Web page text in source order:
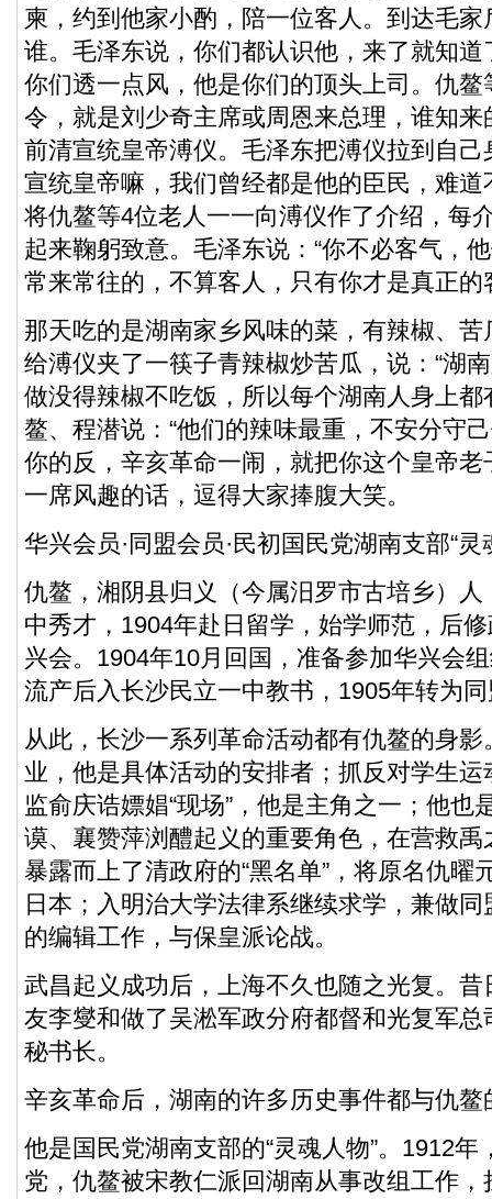
柬，约到他家小酌，陪一位客人。到达毛
谁。毛泽东说，你们都认识他，来了就知
你们透一点风，他是你们的顶头上司。仇
令，就是刘少奇主席或周恩来总理，谁知
前清宣统皇帝溥仪。毛泽东把溥仪拉到自己
宣统皇帝嘛，我们曾经都是他的臣民，难道
将仇鳌等4位老人一一向溥仪作了介绍，每
起来鞠躬致意。毛泽东说：“你不必客气，
常来常往的，不算客人，只有你才是真正的
那天吃的是湖南家乡风味的菜，有辣椒、
给溥仪夹了一筷子青辣椒炒苦瓜，说：“湖
做没得辣椒不吃饭，所以每个湖南人身上都
鳌、程潜说：“他们的辣味最重，不安分守
你的反，辛亥革命一闹，就把你这个皇帝老
一席风趣的话，逗得大家捧腹大笑。
华兴会员·同盟会员·民初国民党湖南支部“灵
仇鳌，湘阴县归义（今属汨罗市古培乡）
中秀才，1904年赴日留学，始学师范，后
兴会。1904年10月回国，准备参加华兴会
流产后入长沙民立一中教书，1905年转为
从此，长沙一系列革命活动都有仇鳌的身
业，他是具体活动的安排者；抓反对学生
监俞庆诰嫖娼“现场”，他是主角之一；他也
谟、襄赞萍浏醴起义的重要角色，在营救
暴露而上了清政府的“黑名单”，将原名仇曜
日本；入明治大学法律系继续求学，兼做
的编辑工作，与保皇派论战。
武昌起义成功后，上海不久也随之光复。
友李燮和做了吴淞军政分府都督和光复军
秘书长。
辛亥革命后，湖南的许多历史事件都与仇
他是国民党湖南支部的“灵魂人物”。1912
党，仇鳌被宋教仁派回湖南从事改组工作